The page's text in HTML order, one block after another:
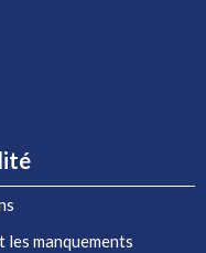
manquements